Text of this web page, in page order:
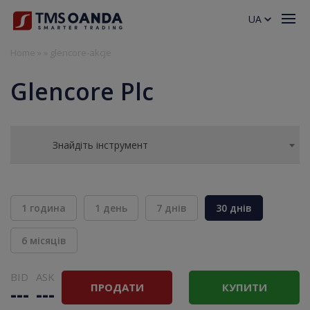
Glencore Plc
Знайдіть інструмент
1 година 1 день 7 днів 30 днів
6 місяців
BID
---
ASK
--- ПРОДАТИ КУПИТИ
UA